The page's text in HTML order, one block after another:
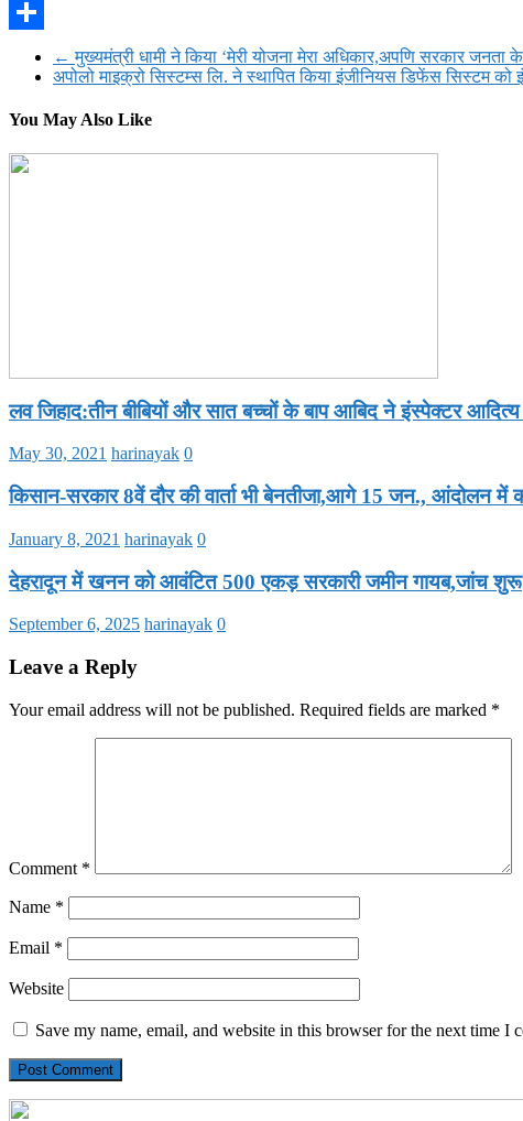
WhatsApp
← मुख्यमंत्री धामी ने किया ‘मेरी योजना मेरा अधिकार,अपणि सरकार जनता के
अपोलो माइक्रो सिस्टम्स लि. ने स्थापित किया इंजीनियस डिफेंस सिस्टम को
You May Also Like
लव जिहाद:तीन बीबियों और सात बच्चों के बाप आबिद ने इंस्पेक्टर आदित्य
May 30, 2021 harinayak 0
किसान-सरकार 8वें दौर की वार्ता भी बेनतीजा,आगे 15 जन., आंदोलन में
January 8, 2021 harinayak 0
देहरादून में खनन को आवंटित 500 एकड़ सरकारी जमीन गायब,जांच शुरू
September 6, 2025 harinayak 0
Leave a Reply
Your email address will not be published. Required fields are marked *
Comment *
Name *
Email *
Website
Save my name, email, and website in this browser for the next time I